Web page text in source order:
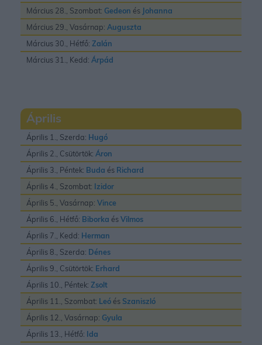
Március 28., Szombat: Gedeon és Johanna
Március 29., Vasárnap: Auguszta
Március 30., Hétfő: Zalán
Március 31., Kedd: Árpád
Április
Április 1., Szerda: Hugó
Április 2., Csütörtök: Áron
Április 3., Péntek: Buda és Richard
Április 4., Szombat: Izidor
Április 5., Vasárnap: Vince
Április 6., Hétfő: Biborka ésVilmos
Április 7., Kedd: Herman
Április 8., Szerda: Dénes
Április 9., Csütörtök: Erhard
Április 10., Péntek: Zsolt
Április 11., Szombat: Leó és Szaniszló
Április 12., Vasárnap: Gyula
Április 13., Hétfő: Ida